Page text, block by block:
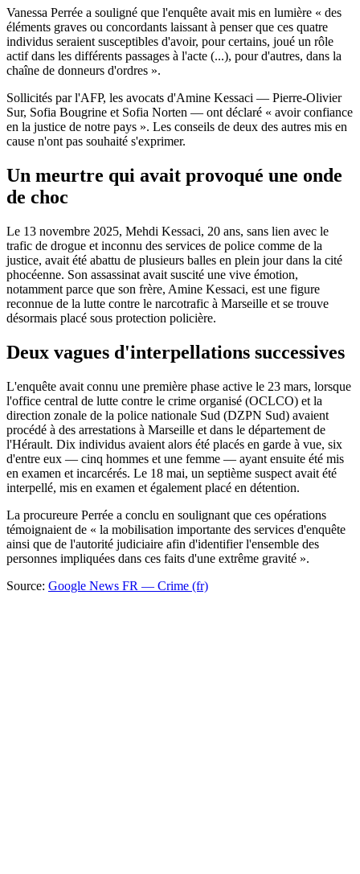
Vanessa Perrée a souligné que l'enquête avait mis en lumière « des
éléments graves ou concordants laissant à penser que ces quatre
individus seraient susceptibles d'avoir, pour certains, joué un rôle
actif dans les différents passages à l'acte (...), pour d'autres, dans la
chaîne de donneurs d'ordres ».
Sollicités par l'AFP, les avocats d'Amine Kessaci — Pierre-Olivier
Sur, Sofia Bougrine et Sofia Norten — ont déclaré « avoir confiance
en la justice de notre pays ». Les conseils de deux des autres mis en
cause n'ont pas souhaité s'exprimer.
Un meurtre qui avait provoqué une onde
de choc
Le 13 novembre 2025, Mehdi Kessaci, 20 ans, sans lien avec le
trafic de drogue et inconnu des services de police comme de la
justice, avait été abattu de plusieurs balles en plein jour dans la cité
phocéenne. Son assassinat avait suscité une vive émotion,
notamment parce que son frère, Amine Kessaci, est une figure
reconnue de la lutte contre le narcotrafic à Marseille et se trouve
désormais placé sous protection policière.
Deux vagues d'interpellations successives
L'enquête avait connu une première phase active le 23 mars, lorsque
l'office central de lutte contre le crime organisé (OCLCO) et la
direction zonale de la police nationale Sud (DZPN Sud) avaient
procédé à des arrestations à Marseille et dans le département de
l'Hérault. Dix individus avaient alors été placés en garde à vue, six
d'entre eux — cinq hommes et une femme — ayant ensuite été mis
en examen et incarcérés. Le 18 mai, un septième suspect avait été
interpellé, mis en examen et également placé en détention.
La procureure Perrée a conclu en soulignant que ces opérations
témoignaient de « la mobilisation importante des services d'enquête
ainsi que de l'autorité judiciaire afin d'identifier l'ensemble des
personnes impliquées dans ces faits d'une extrême gravité ».
Source: Google News FR — Crime (fr)